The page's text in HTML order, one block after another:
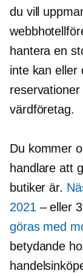
du vill
hantera en
inte kan eller
värdföretag.
Du kommer
handlare att
butiker är.
2021 – eller
göras med
betydande